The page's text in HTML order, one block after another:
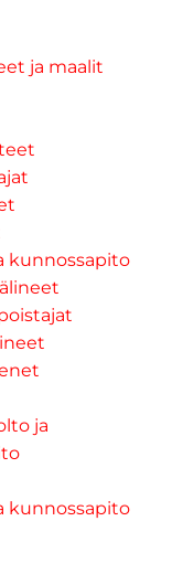
ja maalit
kunnossapito
ja
kunnossapito